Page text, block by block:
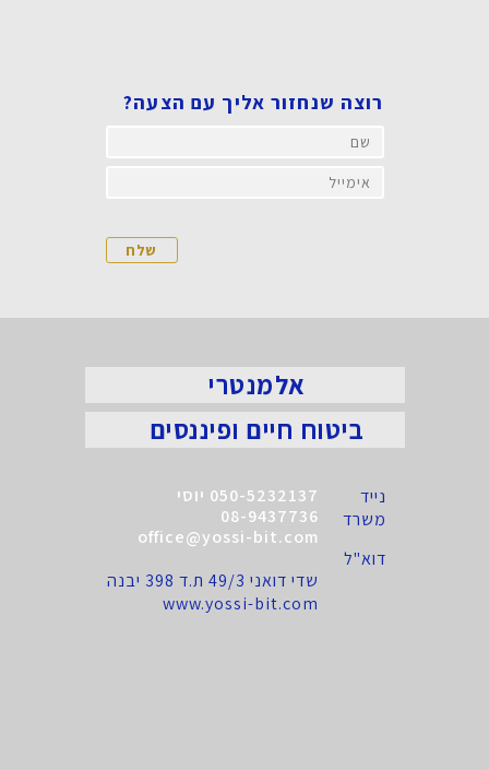
רוצה שנחזור אליך עם הצעה?
אלמנטרי
ביטוח חיים ופיננסים
נייד
משרד
דוא"ל
050-5232137 יוסי
08-9437736
office@yossi-bit.com
שדי דואני 49/3 ת.ד 398 יבנה
www.yossi-bit.com